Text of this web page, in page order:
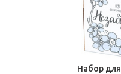
Набор для